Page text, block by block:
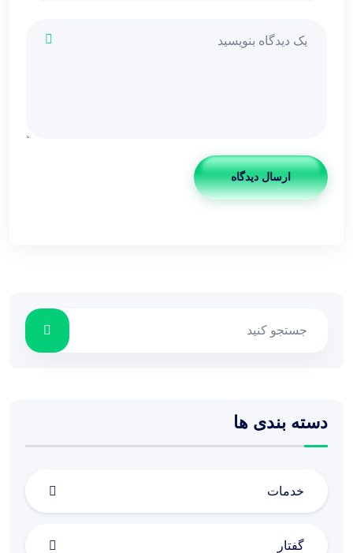
ارسال دیدگاه
دسته بندی ها
خدمات
گفتار